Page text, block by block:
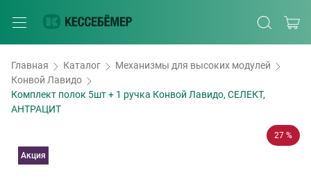
Главная Каталог
Механизмы для высоких модулей
Конвой Лавидо
Комплект полок 5шт + 1 ручка Конвой Лавидо, СЕЛЕКТ,
АНТРАЦИТ
27 %
Акция